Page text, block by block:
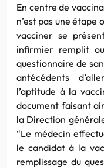
En centre de
n’est pas une
vacciner se
infirmier remplit
questionnaire de
antécédents
l’aptitude à la
document faisant
la Direction
“Le médecin
le candidat à la
remplissage du